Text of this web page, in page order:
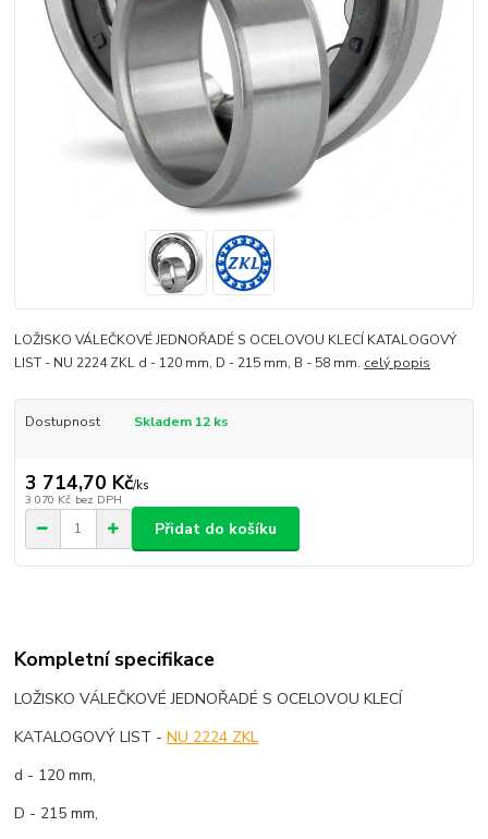
LOŽISKO VÁLEČKOVÉ JEDNOŘADÉ S OCELOVOU KLECÍ KATALOGOVÝ
LIST - NU 2224 ZKL d - 120 mm, D - 215 mm, B - 58 mm. celý popis
Dostupnost Skladem 12 ks
3 714,70 Kč/ks
3 070 Kč bez DPH
Přidat do košíku
Kompletní specifikace
LOŽISKO VÁLEČKOVÉ JEDNOŘADÉ S OCELOVOU KLECÍ
KATALOGOVÝ LIST -NU 2224 ZKL
d - 120 mm,
D - 215 mm,